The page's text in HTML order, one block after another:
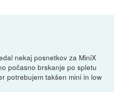
nekaj posnetkov za MiniX
počasno brskanje po spletu
potrebujem takšen mini in low